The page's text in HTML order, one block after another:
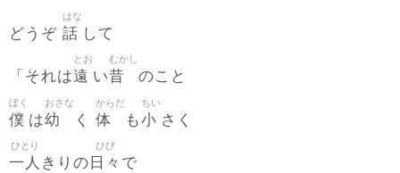
どうぞ 話
はな
して
「それは遠
とお
い昔
むかし
のこと
僕
ぼく
は幼
おさな
く 体
からだ
も小
ちい
さく
一人
ひとり
きりの 日々
ひび
で